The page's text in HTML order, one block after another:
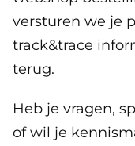
versturen we je
track&trace
terug.
Heb je vragen,
of wil je